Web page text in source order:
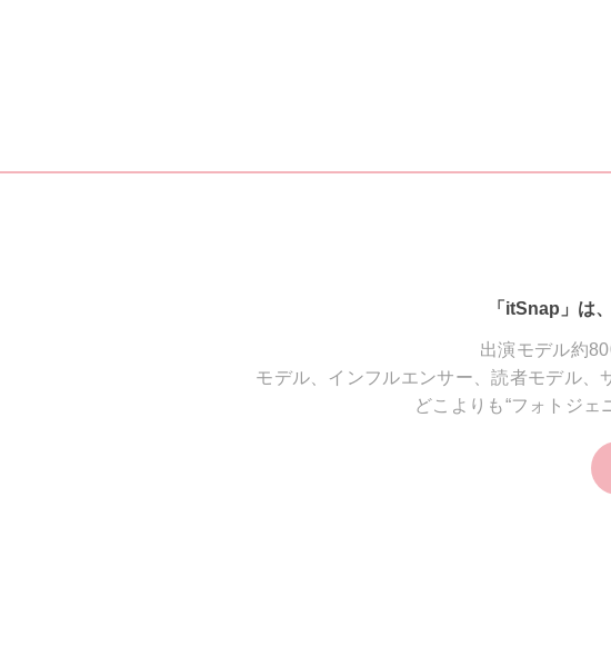
「itSnap」は
出演モデル約
モデル、インフルエンサー、読者モデル、
どこよりも“フォトジェ